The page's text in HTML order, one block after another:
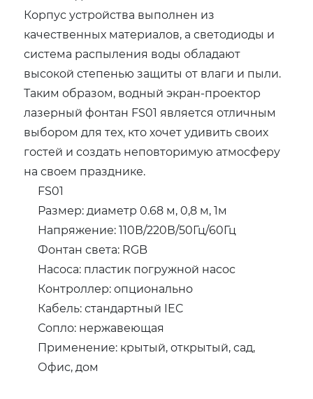
Корпус устройства выполнен из
качественных материалов, а светодиоды и
система распыления воды обладают
высокой степенью защиты от влаги и пыли.
Таким образом, водный экран-проектор
лазерный фонтан FS01 является отличным
выбором для тех, кто хочет удивить своих
гостей и создать неповторимую атмосферу
на своем празднике.
FS01
Размер: диаметр 0.68 м, 0,8 м, 1м
Напряжение: 110В/220В/50Гц/60Гц
Фонтан света: RGB
Насоса: пластик погружной насос
Контроллер: опционально
Кабель: стандартный IEC
Сопло: нержавеющая
Применение: крытый, открытый, сад,
Офис, дом